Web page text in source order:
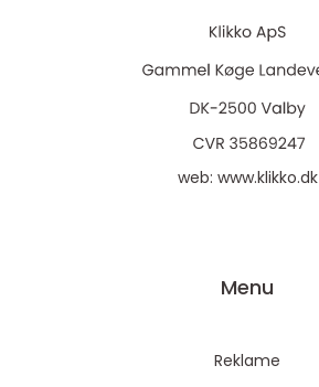
web: www.klikko.dk
Menu
Reklame